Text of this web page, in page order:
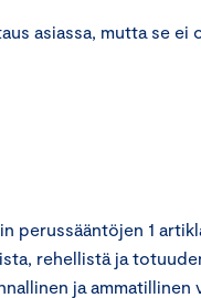
asiassa, mutta se ei
perussääntöjen 1
rehellistä ja
ja ammatillinen